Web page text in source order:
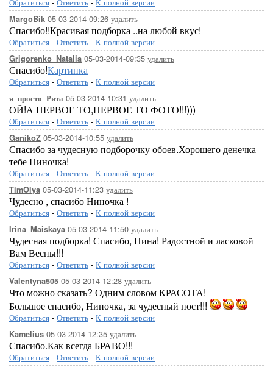
MargoBik 05-03-2014-09:26 удалить
Спасибо!!Красивая подборка ..на любой вкус!
Обратиться - Ответить - К полной версии
Grigorenko_Natalia 05-03-2014-09:35 удалить
Спасибо!Картинка
Обратиться - Ответить - К полной версии
я_просто_Рита 05-03-2014-10:31 удалить
ОЙ!А ПЕРВОЕ ТО,ПЕРВОЕ ТО ФОТО!!!)))
Обратиться - Ответить - К полной версии
GanikoZ 05-03-2014-10:55 удалить
Спасибо за чудесную подборочку обоев.Хорошего денечка
тебе Ниночка!
Обратиться - Ответить - К полной версии
TimOlya 05-03-2014-11:23 удалить
Чудесно , спасибо Ниночка !
Обратиться - Ответить - К полной версии
Irina_Maiskaya 05-03-2014-11:50 удалить
Чудесная подборка! Спасибо, Нина! Радостной и ласковой
Вам Весны!!!
Обратиться - Ответить - К полной версии
Valentyna505 05-03-2014-12:28 удалить
Что можно сказать? Одним словом КРАСОТА!
Большое спасибо, Ниночка, за чудесный пост!!!
Обратиться - Ответить - К полной версии
Kamelius 05-03-2014-12:35 удалить
Спасибо.Как всегда БРАВО!!!
Обратиться - Ответить - К полной версии